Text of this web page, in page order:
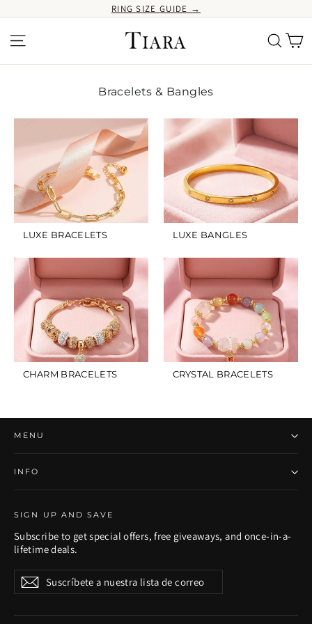
contenido
RING SIZE GUIDE →
Buscar
Bracelets & Bangles
LUXE BRACELETS LUXE BANGLES
CHARM BRACELETS CRYSTAL BRACELETS
MENU
INFO
SIGN UP AND SAVE
Subscribe to get special offers, free giveaways, and once-in-a-
lifetime deals.
Suscríbete
lista
SuscribirSuscribir